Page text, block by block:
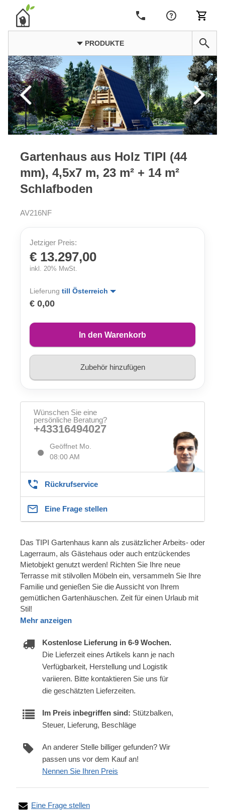
PRODUKTE
Gartenhaus aus Holz TIPI (44
mm), 4,5x7 m, 23 m² + 14 m²
Schlafboden
AV216NF
Jetziger Preis:
€ 13.297,00
inkl. 20% MwSt.
Lieferung till Österreich
€ 0,00
In den Warenkorb
Zubehör hinzufügen
Wünschen Sie eine
persönliche Beratung?
+43316494027
Geöffnet Mo.
08:00 AM
Rückrufservice
Eine Frage stellen
Das TIPI Gartenhaus kann als zusätzlicher Arbeits- oder
Lagerraum, als Gästehaus oder auch entzückendes
Mietobjekt genutzt werden! Richten Sie Ihre neue
Terrasse mit stilvollen Möbeln ein, versammeln Sie Ihre
Familie und genießen Sie die Aussicht von Ihrem
gemütlichen Gartenhäuschen. Zeit für einen Urlaub mit
Stil!
Mehr anzeigen
Kostenlose Lieferung in 6-9 Wochen.
Die Lieferzeit eines Artikels kann je nach
Verfügbarkeit, Herstellung und Logistik
variieren. Bitte kontaktieren Sie uns für
die geschätzten Lieferzeiten.
Im Preis inbegriffen sind: Stützbalken,
Steuer, Lieferung, Beschläge
An anderer Stelle billiger gefunden? Wir
passen uns vor dem Kauf an!
Nennen Sie Ihren Preis
Eine Frage stellen